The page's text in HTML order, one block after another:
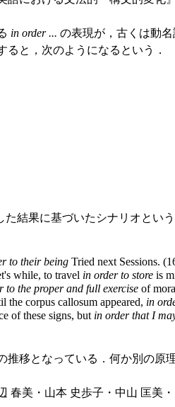
in order ... の表現が，古くは動
と，次のようになるという．
結果に基づいたシナリオとい
to their being Tried next Sessions.
while, to travel in order to store is
to the proper and full exercise of
corpus callosum appeared, in
of these signs, but in order that I
移となっている．何か別の原
春美・山本 史歩子・中山 匡